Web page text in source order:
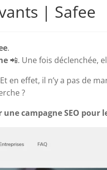
| Safee
.
📲. Une fois déclenchée,
Et en effet, il n’y a pas de
?
une campagne SEO pour